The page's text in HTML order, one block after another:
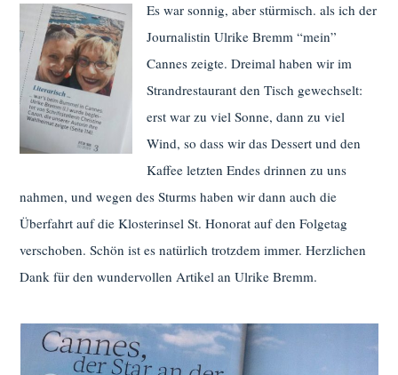
Es war sonnig, aber stürmisch. als ich der
Journalistin Ulrike Bremm “mein”
Cannes zeigte. Dreimal haben wir im
Strandrestaurant den Tisch gewechselt:
erst war zu viel Sonne, dann zu viel
Wind, so dass wir das Dessert und den
Kaffee letzten Endes drinnen zu uns
nahmen, und wegen des Sturms haben wir dann auch die
Überfahrt auf die Klosterinsel St. Honorat auf den Folgetag
verschoben. Schön ist es natürlich trotzdem immer. Herzlichen
Dank für den wundervollen Artikel an Ulrike Bremm.